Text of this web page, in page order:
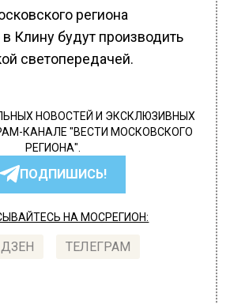
региона
в Клину будут производить
светопередачей.
НОВОСТЕЙ И ЭКСКЛЮЗИВНЫХ
КАНАЛЕ "ВЕСТИ МОСКОВСКОГО
РЕГИОНА".
ПОДПИШИСЬ!
НА МОСРЕГИОН:
ДЗЕН ТЕЛЕГРАМ